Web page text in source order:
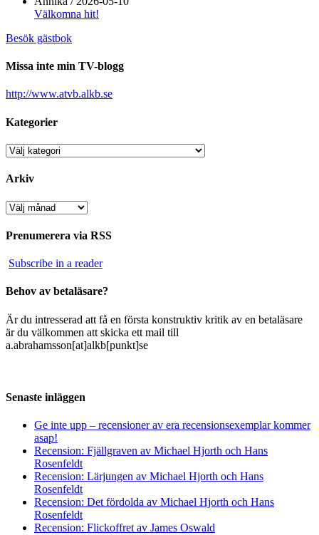
Välkomna hit!
Besök gästbok
Missa inte min TV-blogg
http://www.atvb.alkb.se
Kategorier
Kategorier
Arkiv
Arkiv
Prenumerera via RSS
Subscribe in a reader
Behov av betaläsare?
Är du intresserad att få en första konstruktiv kritik av en betaläsare
är du välkommen att skicka ett mail till
a.abrahamsson[at]alkb[punkt]se
Senaste inläggen
Ge inte upp – recensioner av era recensionsexemplar kommer
asap!
Recension: Fjällgraven av Michael Hjorth och Hans
Rosenfeldt
Recension: Lärjungen av Michael Hjorth och Hans
Rosenfeldt
Recension: Det fördolda av Michael Hjorth och Hans
Rosenfeldt
Recension: Flickoffret av James Oswald